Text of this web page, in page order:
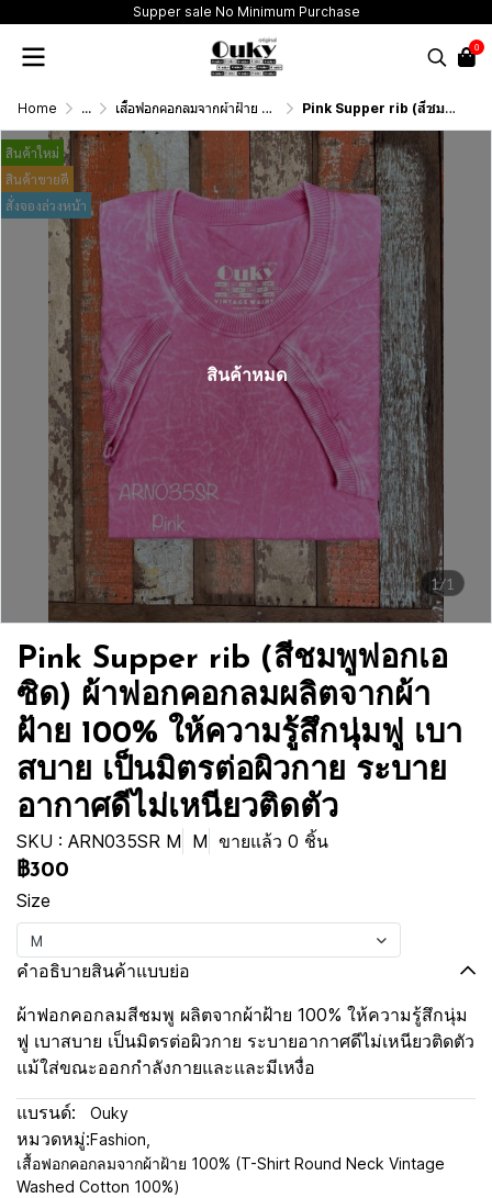
Supper sale No Minimum Purchase
0
Home ... เสื้อฟอกคอกลมจากผ้าฝ้าย 100% (T-Shirt Round Neck Vintage Washed Cotton 100%) Pink Supper rib (สีชมพูฟอกเอซิด) ผ้าฟอกคอกลมผลิตจากผ้าฝ้าย 100% ให้ความรู้สึกนุ่มฟู เบาสบาย เป็นมิตรต่อผิวกาย ระบายอากาศดีไม่เหนียวติดตัว
1/1
สินค้าใหม่
สินค้าขายดี
สั่งจองล่วงหน้า
สินค้าหมด
Pink Supper rib (สีชมพูฟอกเอ
ซิด) ผ้าฟอกคอกลมผลิตจากผ้า
ฝ้าย 100% ให้ความรู้สึกนุ่มฟู เบา
สบาย เป็นมิตรต่อผิวกาย ระบาย
อากาศดีไม่เหนียวติดตัว
SKU : ARN035SR M M ขายแล้ว 0 ชิ้น
฿300
Size
M
คำอธิบายสินค้าแบบย่อ
ผ้าฟอกคอกลมสีชมพู ผลิตจากผ้าฝ้าย 100% ให้ความรู้สึกนุ่ม
ฟู เบาสบาย เป็นมิตรต่อผิวกาย ระบายอากาศดีไม่เหนียวติดตัว
แม้ใส่ขณะออกกำลังกายและและมีเหงื่อ
แบรนด์: Ouky
หมวดหมู่:Fashion
เสื้อฟอกคอกลมจากผ้าฝ้าย 100% (T-Shirt Round Neck Vintage
Washed Cotton 100%)